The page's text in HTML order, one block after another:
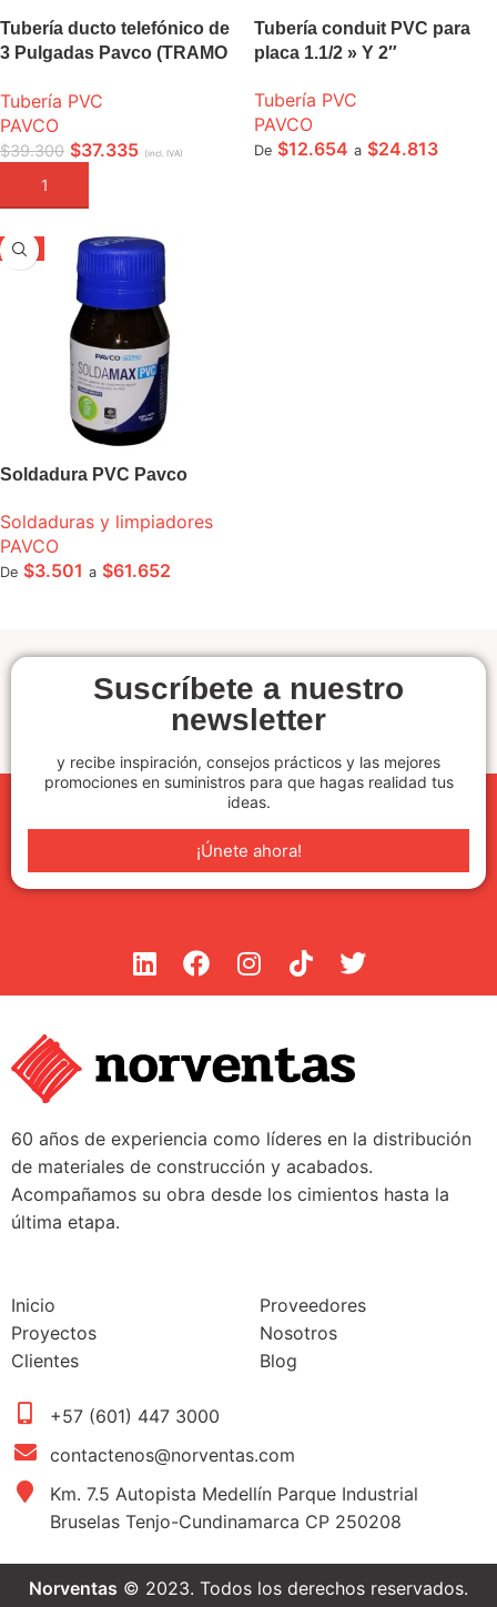
Tubería ducto telefónico de
3 Pulgadas Pavco (TRAMO
Tubería PVC
PAVCO
$39.300 $37.335 (incl. IVA)
AÑADIR A LA CESTA
Tubería conduit PVC para
placa 1.1/2 » Y 2″
Tubería PVC
PAVCO
De $12.654 a $24.813
-5%
Soldadura PVC Pavco
Soldaduras y limpiadores
PAVCO
De $3.501 a $61.652
Suscríbete a nuestro
newsletter
y recibe inspiración, consejos prácticos y las mejores
promociones en suministros para que hagas realidad tus
ideas.
¡Únete ahora!
60 años de experiencia como líderes en la distribución
de materiales de construcción y acabados.
Acompañamos su obra desde los cimientos hasta la
última etapa.
Inicio
Proyectos
Clientes
Proveedores
Nosotros
Blog
+57 (601) 447 3000
contactenos@norventas.com
Km. 7.5 Autopista Medellín Parque Industrial
Bruselas Tenjo-Cundinamarca CP 250208
Norventas © 2023. Todos los derechos reservados.